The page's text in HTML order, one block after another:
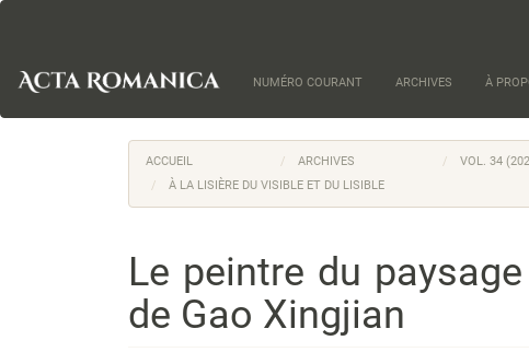
principal
latérale
NUMÉRO COURANT ARCHIVES À
ACCUEIL ARCHIVES
VOL. 34
À LA LISIÈRE DU VISIBLE ET DU LISIBLE
Le peintre du
de Gao Xingjian